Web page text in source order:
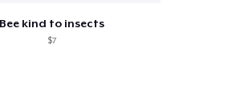
Bee kind to insects
$7